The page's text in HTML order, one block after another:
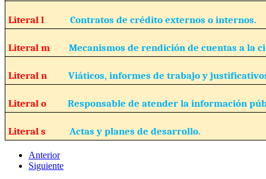
Literal l Contratos de crédito externos o internos.
Literal m Mecanismos de rendición de cuentas a la
Literal n Viáticos, informes de trabajo y
Literal o Responsable de atender la información
Literal s Actas y planes de desarrollo.
Anterior
Siguiente